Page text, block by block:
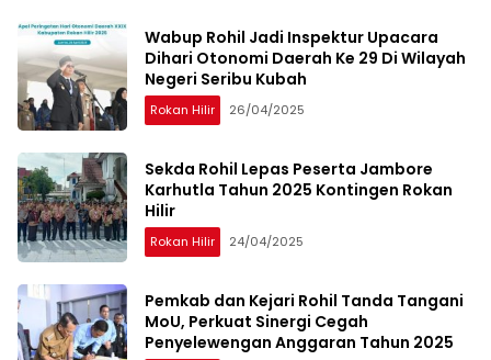
Wabup Rohil Jadi Inspektur Upacara
Dihari Otonomi Daerah Ke 29 Di Wilayah
Negeri Seribu Kubah
Rokan Hilir 26/04/2025
Sekda Rohil Lepas Peserta Jambore
Karhutla Tahun 2025 Kontingen Rokan
Hilir
Rokan Hilir 24/04/2025
Pemkab dan Kejari Rohil Tanda Tangani
MoU, Perkuat Sinergi Cegah
Penyelewengan Anggaran Tahun 2025